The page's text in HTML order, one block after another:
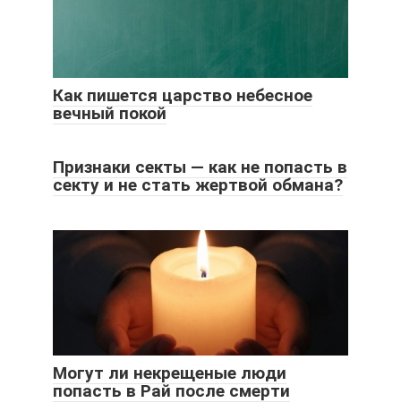
Как пишется царство небесное
вечный покой
Признаки секты — как не попасть в
секту и не стать жертвой обмана?
Могут ли некрещеные люди
попасть в Рай после смерти